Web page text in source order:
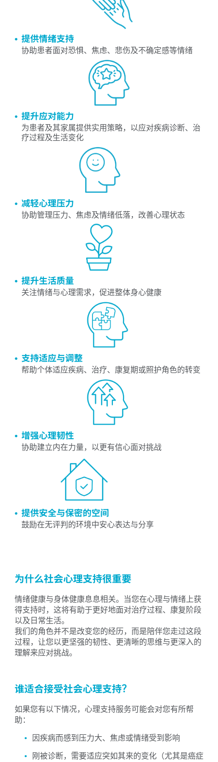
提供情绪支持
协助患者面对恐惧、焦虑、悲伤及不确定感等情绪
提升应对能力
为患者及其家属提供实用策略，以应对疾病诊断、治
疗过程及生活变化
减轻心理压力
协助管理压力、焦虑及情绪低落，改善心理状态
提升生活质量
关注情绪与心理需求，促进整体身心健康
支持适应与调整
帮助个体适应疾病、治疗、康复期或照护角色的转变
增强心理韧性
协助建立内在力量，以更有信心面对挑战
提供安全与保密的空间
鼓励在无评判的环境中安心表达与分享
为什么社会心理支持很重要
情绪健康与身体健康息息相关。当您在心理与情绪上获
得支持时，这将有助于更好地面对治疗过程、康复阶段
以及日常生活。
我们的角色并不是改变您的经历，而是陪伴您走过这段
过程，让您以更坚强的韧性、更清晰的思维与更深入的
理解来应对挑战。
谁适合接受社会心理支持？
如果您有以下情况，心理支持服务可能会对您有所帮
助：
因疾病而感到压力大、焦虑或情绪受到影响
刚被诊断，需要适应突如其来的变化（尤其是癌症